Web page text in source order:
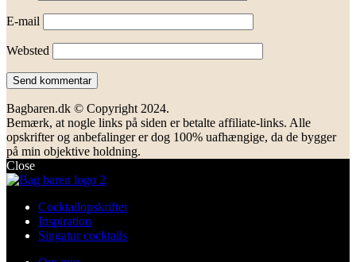
E-mail
Websted
Bagbaren.dk © Copyright 2024.
Bemærk, at nogle links på siden er betalte affiliate-links. Alle
opskrifter og anbefalinger er dog 100% uafhængige, da de bygger
på min objektive holdning.
Close
Cocktailopskrifter
Inspiration
Singatur cocktails